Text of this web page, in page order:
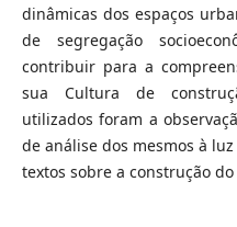
dinâmicas dos espaços
de segregação
contribuir para a
sua Cultura de
utilizados foram a
de análise dos mesmos à
textos sobre a construção